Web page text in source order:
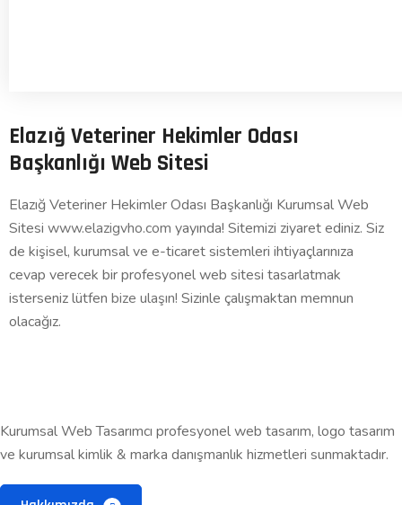
Elazığ Veteriner Hekimler Odası
Başkanlığı Web Sitesi
Elazığ Veteriner Hekimler Odası Başkanlığı Kurumsal Web
Sitesi www.elazigvho.com yayında! Sitemizi ziyaret ediniz. Siz
de kişisel, kurumsal ve e-ticaret sistemleri ihtiyaçlarınıza
cevap verecek bir profesyonel web sitesi tasarlatmak
isterseniz lütfen bize ulaşın! Sizinle çalışmaktan memnun
olacağız.
Kurumsal Web Tasarımcı profesyonel web tasarım, logo tasarım
ve kurumsal kimlik & marka danışmanlık hizmetleri sunmaktadır.